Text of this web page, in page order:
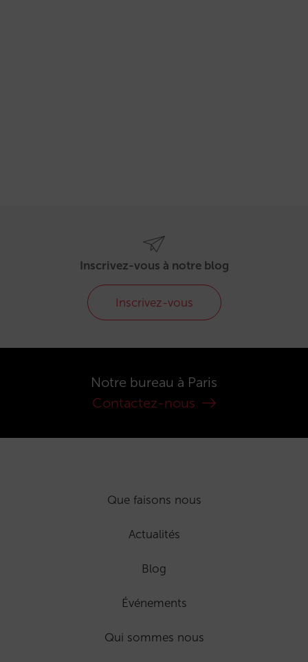
Inscrivez-vous à notre blog
Inscrivez-vous
Notre bureau à Paris
Contactez-nous
Que faisons nous
Actualités
Blog
Événements
Qui sommes nous